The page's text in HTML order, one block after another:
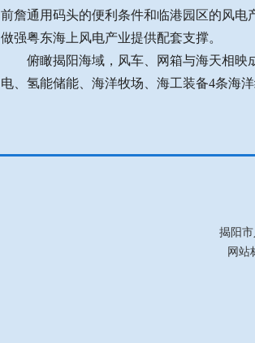
前詹通用码头的便利条件和临港园区的风电
做强粤东海上风电产业提供配套支撑。
俯瞰揭阳海域，风车、网箱与海天相映
电、氢能储能、海洋牧场、海工装备4条海
揭阳
网